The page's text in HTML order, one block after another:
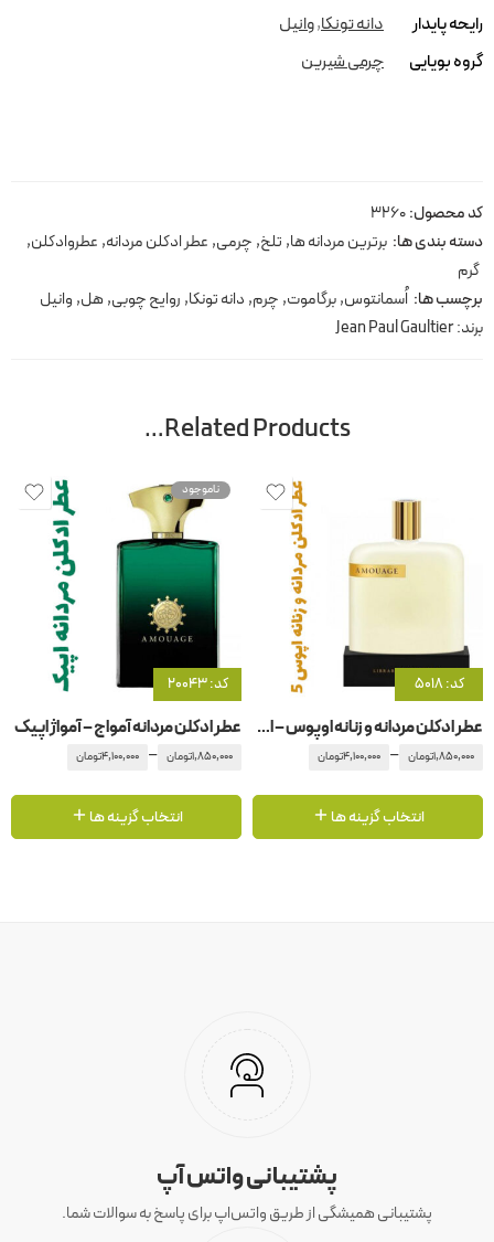
رایحه پایدار
دانه تونکا,وانیل
گروه بویایی
چرمی شیرین
کد محصول:3260
دسته بندی ها: برترین مردانه ها, تلخ, چرمی, عطر ادکلن مردانه, عطروادکلن,
گرم
برچسب ها: اُسمانتوس,برگاموت, چرم, دانه تونکا, روایح چوبی, هل, وانیل
برند:Jean Paul Gaultier
Related Products…
کد: 5018
عطر ادکلن مردانه و زنانه اوپوس – اپوس 5 آمواج – آمواژ
1,850,000تومان –
4,100,000تومان
انتخاب گزینه ها
ناموجود
کد: 20043
عطر ادکلن مردانه آمواج – آمواژ اپیک
1,850,000تومان –
4,100,000تومان
انتخاب گزینه ها
پشتیبانی واتس آپ
پشتیبانی همیشگی از طریق واتس‌اپ برای پاسخ به سوالات شما.